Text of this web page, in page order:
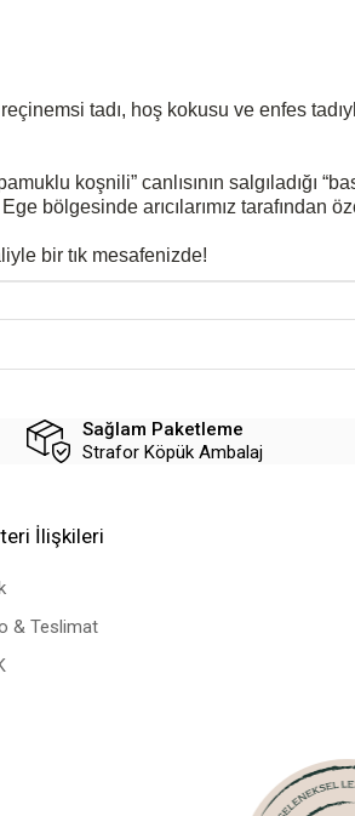
tadı, hoş kokusu ve enfes
koşnili” canlısının salgıladığı
bölgesinde arıcılarımız tarafından
bir tık mesafenizde!
Sağlam Paketleme
Strafor Köpük Ambalaj
İlişkileri
& Teslimat